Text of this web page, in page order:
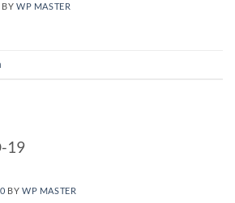
BYWP MASTER
19
BYWP MASTER